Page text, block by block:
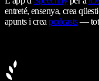
entreté, ensenya, crea
apunts i creapodcasts— tot